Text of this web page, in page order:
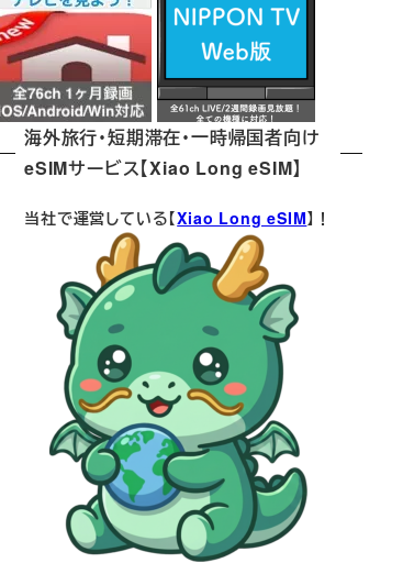
海外旅行・短期滞在・一時帰国者向け
eSIMサービス【Xiao Long eSIM】
当社で運営している【Xiao Long eSIM】！